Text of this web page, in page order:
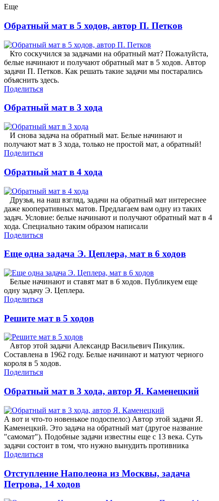
Еще
Обратный мат в 5 ходов, автор П. Петков
Кто соскучился за задачами на обратный мат? Пожалуйста,
белые начинают и получают обратный мат в 5 ходов. Автор
задачи П. Петков. Как решать такие задачи мы постарались
объяснить здесь.
Поделиться
Обратный мат в 3 хода
И снова задача на обратный мат. Белые начинают и
получают мат в 3 хода, только не простой мат, а обратный!
Поделиться
Обратный мат в 4 хода
Друзья, на наш взгляд, задачи на обратный мат интереснее
даже кооперативных матов. Предлагаем вам одну из таких
задач. Условие: белые начинают и получают обратный мат в 4
хода. Специально таким образом написали
Поделиться
Еще одна задача Э. Цеплера, мат в 6 ходов
Белые начинают и ставят мат в 6 ходов. Публикуем еще
одну задачу Э. Цеплера.
Поделиться
Решите мат в 5 ходов
Автор этой задачи Александр Васильевич Пикулик.
Составлена в 1962 году. Белые начинают и матуют черного
короля в 5 ходов.
Поделиться
Обратный мат в 3 хода, автор Я. Каменецкий
А вот и что-то новенькое подоспело:) Автор этой задачи Я.
Каменецкий. Это задача на обратный мат (другое название
"самомат"). Подобные задачи известны еще с 13 века. Суть
задачи состоит в том, что нужно вынудить противника
Поделиться
Отступление Наполеона из Москвы, задача
Петрова, 14 ходов